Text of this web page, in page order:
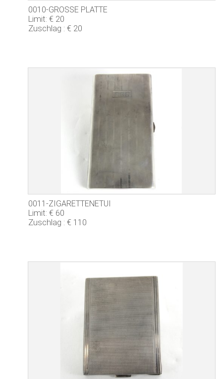
0010-GROSSE PLATTE
Limit: € 20
Zuschlag : € 20
0011-ZIGARETTENETUI
Limit: € 60
Zuschlag : € 110